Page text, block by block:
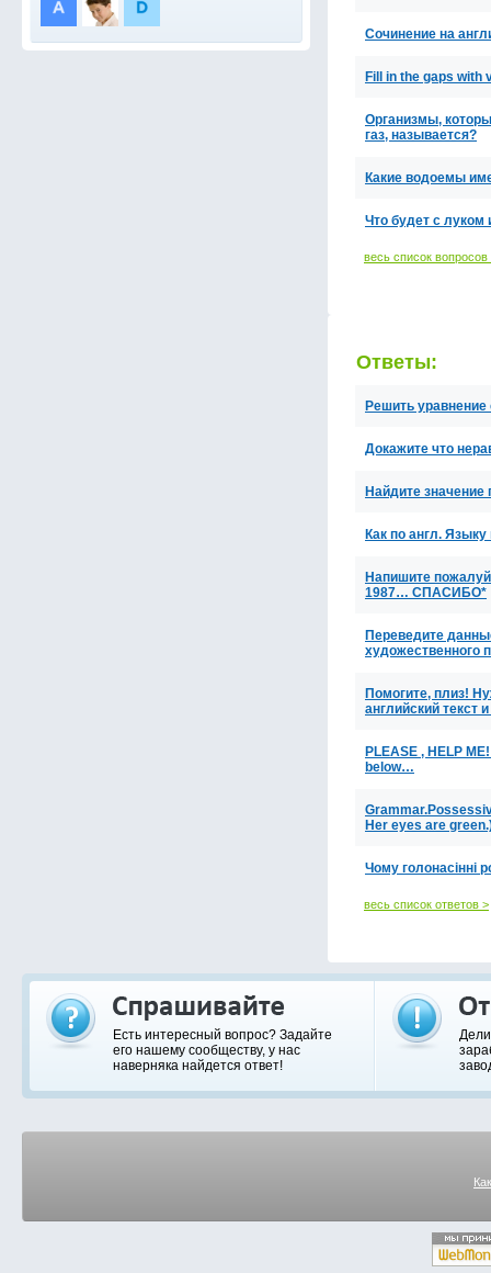
Сочинение на
Fill in the gaps
Организмы,
газ, называется?
Какие водоемы
Что будет с луком
весь список вопросов
Ответы:
Решить
Докажите что
Найдите значение
Как по англ.
Напишите
1987… СПАСИБО*
Переведите
художественного
Помогите, плиз!
английский текст
PLEASE , HELP
below…
Her eyes are
Чому голонасінні
весь список ответов >
Есть интересный вопрос? Задайте
его нашему сообществу, у нас
наверняка найдется ответ!